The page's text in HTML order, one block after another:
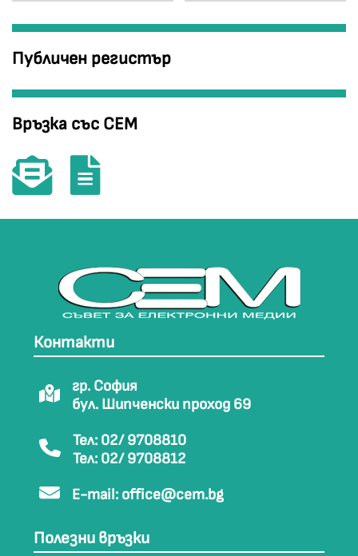
Публичен регистър
Връзка със СЕМ
Контакти
гр. София
бул. Шипченски проход 69
Тел: 02/ 9708810
Тел: 02/ 9708812
E-mail: office@cem.bg
Полезни връзки